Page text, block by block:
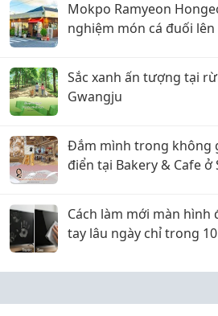
Mokpo Ramyeon
nghiệm món cá đuối
Sắc xanh ấn tượng tại
Gwangju
Đắm mình trong không
điển tại Bakery & Cafe ở
Cách làm mới màn hình
tay lâu ngày chỉ trong